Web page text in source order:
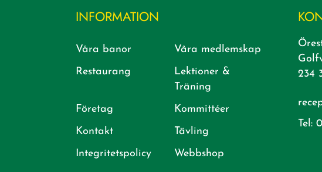
INFORMATION
Våra banor
Våra medlemskap
Restaurang
Lektioner &
Träning
Företag
Kommittéer
Kontakt
Tävling
Integritetspolicy
Webbshop
234
Tel: